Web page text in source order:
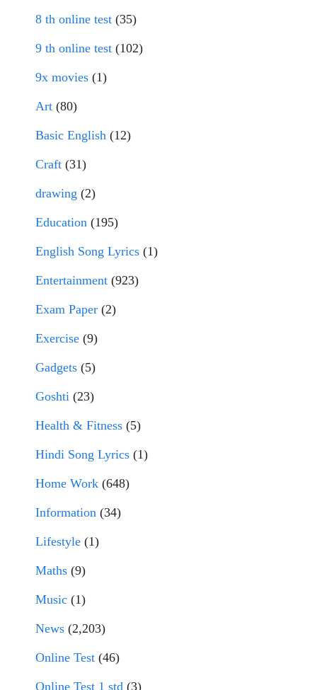
8 th online test (35)
9 th online test (102)
9x movies (1)
Art (80)
Basic English (12)
Craft (31)
drawing (2)
Education (195)
English Song Lyrics (1)
Entertainment (923)
Exam Paper (2)
Exercise (9)
Gadgets (5)
Goshti (23)
Health & Fitness (5)
Hindi Song Lyrics (1)
Home Work (648)
Information (34)
Lifestyle (1)
Maths (9)
Music (1)
News (2,203)
Online Test (46)
Online Test 1 std (3)